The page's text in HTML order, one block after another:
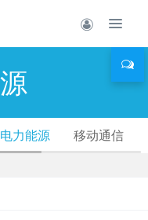
电力能源 移动通信